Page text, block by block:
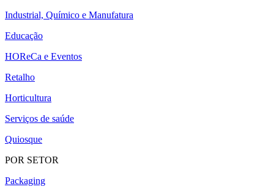
Industrial, Químico e Manufatura
Educação
HOReCa e Eventos
Retalho
Horticultura
Serviços de saúde
Quiosque
POR SETOR
Packaging